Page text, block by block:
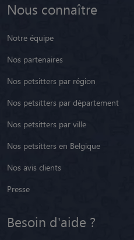
Nous connaître
Notre équipe
Nos partenaires
Nos petsitters par région
Nos petsitters par département
Nos petsitters par ville
Nos petsitters en Belgique
Nos avis clients
Presse
Besoin d'aide ?